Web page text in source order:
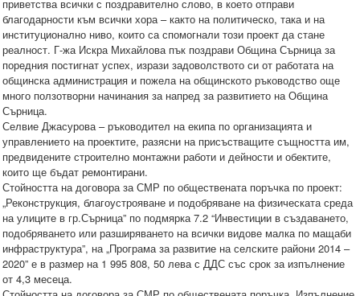
приветства всички с поздравително слово, в което отправи
благодарности към всички хора – както на политическо, така и на
институционално ниво, които са спомогнали този проект да стане
реалност. Г-жа Искра Михайлова пък поздрави Община Сърница за
поредния постигнат успех, изрази задоволството си от работата на
общинска администрация и пожела на общинското ръководство още
много ползотворни начинания за напред за развитието на Община
Сърница.
Селвие Джасурова – ръководител на екипа по организацията и
управлението на проектите, разясни на присъстващите същността им,
предвидените строително монтажни работи и дейности и обектите,
които ще бъдат ремонтирани.
Стойността на договора за СМР по обществената поръчка по проект:
„Реконструкция, благоустрояване и подобряване на физическата среда
на улиците в гр.Сърница” по подмярка 7.2 “Инвестиции в създаването,
подобряването или разширяването на всички видове малка по мащаби
инфраструктура”, на „Програма за развитие на селските райони 2014 –
2020” е в размер на 1 995 808, 50 лева с ДДС със срок за изпълнение
от 4,3 месеца.